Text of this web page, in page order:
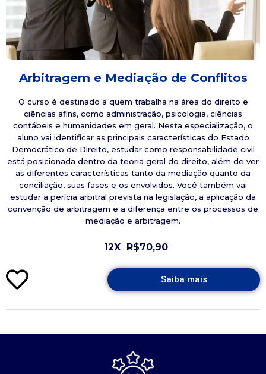
Arbitragem e Mediação de Conflitos
O curso é destinado a quem trabalha na área do direito e
ciências afins, como administração, psicologia, ciências
contábeis e humanidades em geral. Nesta especialização, o
aluno vai identificar as principais características do Estado
Democrático de Direito, estudar como responsabilidade civil
está posicionada dentro da teoria geral do direito, além de ver
as diferentes características tanto da mediação quanto da
conciliação, suas fases e os envolvidos. Você também vai
estudar a perícia arbitral prevista na legislação, a aplicação da
convenção de arbitragem e a diferença entre os processos de
mediação e arbitragem.
12X R$70,90
Saiba mais